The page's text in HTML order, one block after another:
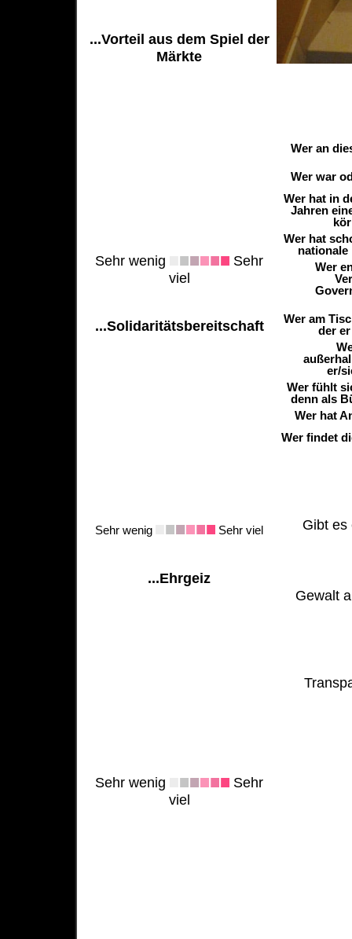
...Vorteil aus dem Spiel der
Märkte
Sehr wenig
Sehr
viel
...Solidaritätsbereitschaft
Sehr wenig Sehr viel
...Ehrgeiz
Sehr wenig
Sehr
viel
Wer an
Wer war
Wer hat in
Jahren
Wer hat
Wer
Wer am
der
er/
Wer fühlt
denn als
Wer hat
Wer findet
Gibt es
Gewalt